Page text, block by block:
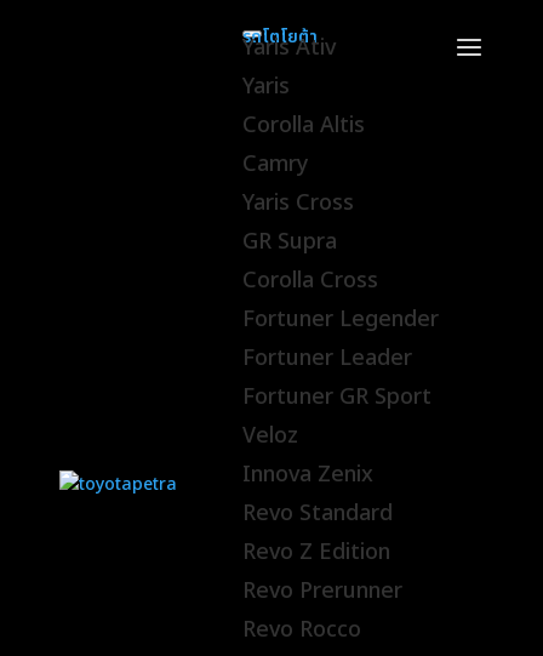
รถโตโยต้า
Yaris Ativ
Yaris
Corolla Altis
Camry
Yaris Cross
GR Supra
Corolla Cross
Fortuner Legender
Fortuner Leader
Fortuner GR Sport
Veloz
Innova Zenix
Revo Standard
Revo Z Edition
Revo Prerunner
Revo Rocco
บริษัท โตโยต้าเภตรา จำกัด